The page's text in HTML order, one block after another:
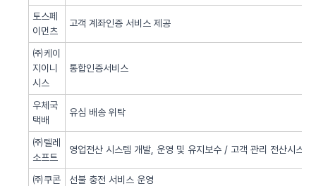
토스페
이먼츠
고객 계좌인증 서비스 제공
㈜케이
지이니
시스
통합인증서비스
우체국
택배
유심 배송 위탁
㈜텔레
소프트
영업전산 시스템 개발, 운영 및 유지보수 / 고객 관리 전산시스
㈜쿠콘
선불 충전 서비스 운영